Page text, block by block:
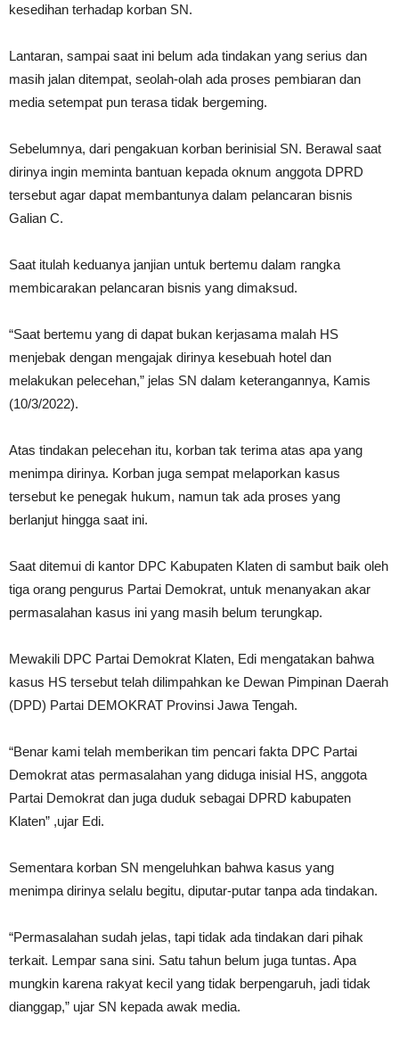
kesedihan terhadap korban SN.
Lantaran, sampai saat ini belum ada tindakan yang serius dan
masih jalan ditempat, seolah-olah ada proses pembiaran dan
media setempat pun terasa tidak bergeming.
Sebelumnya, dari pengakuan korban berinisial SN. Berawal saat
dirinya ingin meminta bantuan kepada oknum anggota DPRD
tersebut agar dapat membantunya dalam pelancaran bisnis
Galian C.
Saat itulah keduanya janjian untuk bertemu dalam rangka
membicarakan pelancaran bisnis yang dimaksud.
“Saat bertemu yang di dapat bukan kerjasama malah HS
menjebak dengan mengajak dirinya kesebuah hotel dan
melakukan pelecehan,” jelas SN dalam keterangannya, Kamis
(10/3/2022).
Atas tindakan pelecehan itu, korban tak terima atas apa yang
menimpa dirinya. Korban juga sempat melaporkan kasus
tersebut ke penegak hukum, namun tak ada proses yang
berlanjut hingga saat ini.
Saat ditemui di kantor DPC Kabupaten Klaten di sambut baik oleh
tiga orang pengurus Partai Demokrat, untuk menanyakan akar
permasalahan kasus ini yang masih belum terungkap.
Mewakili DPC Partai Demokrat Klaten, Edi mengatakan bahwa
kasus HS tersebut telah dilimpahkan ke Dewan Pimpinan Daerah
(DPD) Partai DEMOKRAT Provinsi Jawa Tengah.
“Benar kami telah memberikan tim pencari fakta DPC Partai
Demokrat atas permasalahan yang diduga inisial HS, anggota
Partai Demokrat dan juga duduk sebagai DPRD kabupaten
Klaten” ,ujar Edi.
Sementara korban SN mengeluhkan bahwa kasus yang
menimpa dirinya selalu begitu, diputar-putar tanpa ada tindakan.
“Permasalahan sudah jelas, tapi tidak ada tindakan dari pihak
terkait. Lempar sana sini. Satu tahun belum juga tuntas. Apa
mungkin karena rakyat kecil yang tidak berpengaruh, jadi tidak
dianggap,” ujar SN kepada awak media.